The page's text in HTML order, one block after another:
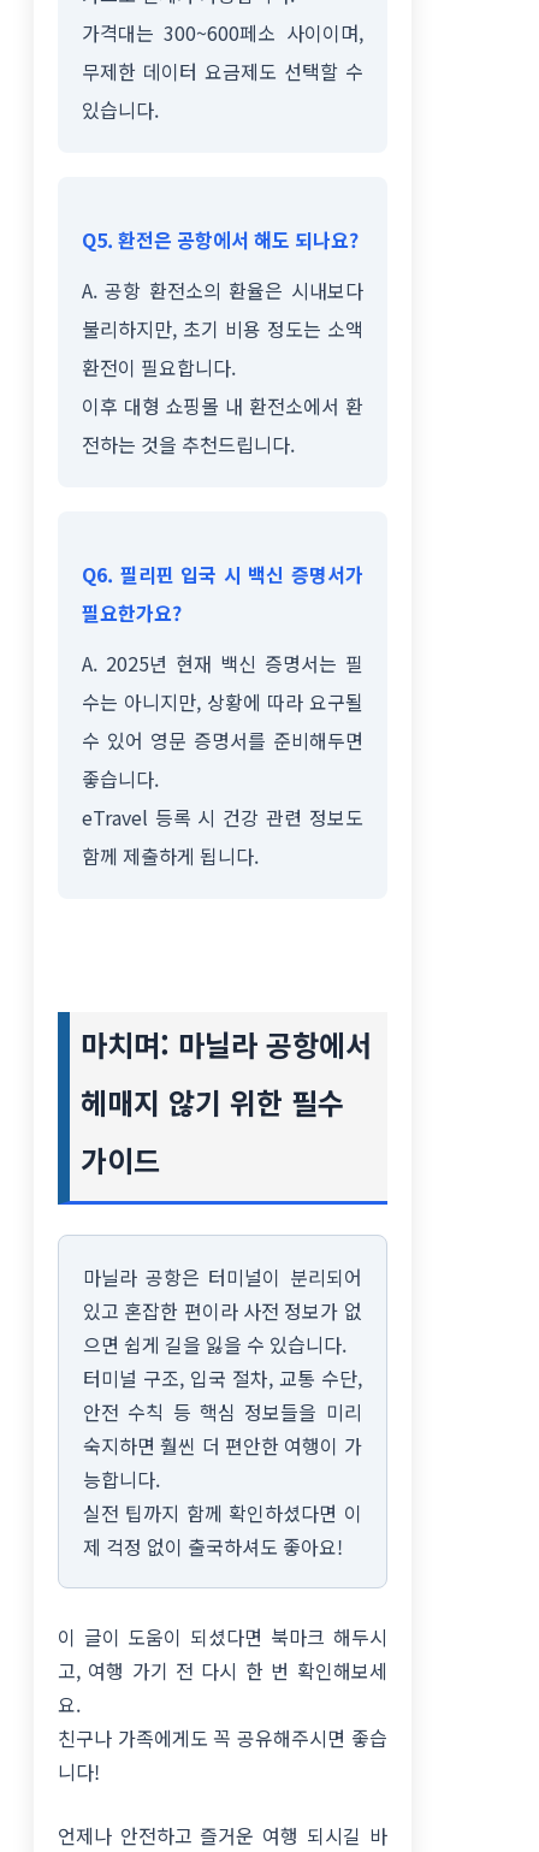
가격대는 300~600페소 사이이며,
무제한 데이터 요금제도 선택할 수
있습니다.
Q5. 환전은 공항에서 해도 되나요?
A. 공항 환전소의 환율은 시내보다
불리하지만, 초기 비용 정도는 소액
환전이 필요합니다.
이후 대형 쇼핑몰 내 환전소에서 환
전하는 것을 추천드립니다.
Q6. 필리핀 입국 시 백신 증명서가
필요한가요?
A. 2025년 현재 백신 증명서는 필
수는 아니지만, 상황에 따라 요구될
수 있어 영문 증명서를 준비해두면
좋습니다.
eTravel 등록 시 건강 관련 정보도
함께 제출하게 됩니다.
마치며: 마닐라 공항에서
헤매지 않기 위한 필수
가이드
마닐라 공항은 터미널이 분리되어
있고 혼잡한 편이라 사전 정보가 없
으면 쉽게 길을 잃을 수 있습니다.
터미널 구조, 입국 절차, 교통 수단,
안전 수칙 등 핵심 정보들을 미리
숙지하면 훨씬 더 편안한 여행이 가
능합니다.
실전 팁까지 함께 확인하셨다면 이
제 걱정 없이 출국하셔도 좋아요!
이 글이 도움이 되셨다면 북마크 해두시
고, 여행 가기 전 다시 한 번 확인해보세
요.
친구나 가족에게도 꼭 공유해주시면 좋습
니다!
언제나 안전하고 즐거운 여행 되시길 바